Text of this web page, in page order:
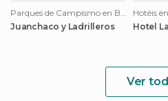
Parques de Campismo en Buenaventura
Juanchaco y Ladrilleros
Hotéis
Hotel
Ver